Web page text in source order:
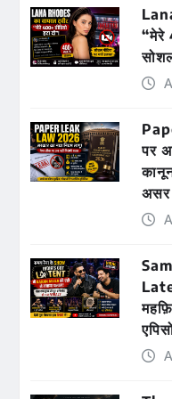
“मेरे
पर
असर